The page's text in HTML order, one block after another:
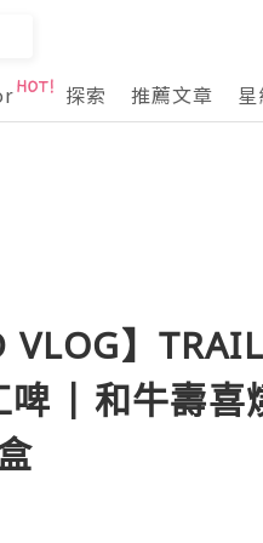
探索 推薦文章
VLOG】
啤 | 和牛壽